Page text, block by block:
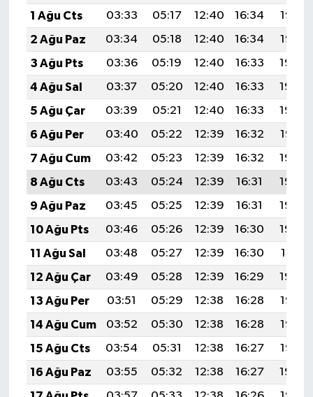
1 Ağu Cts
03:33 05:17 12:40 16:34
19:53
2 Ağu Paz
03:34 05:18 12:40 16:34
19:52
3 Ağu Pts
03:36 05:19 12:40 16:33
19:50
4 Ağu Sal
03:37 05:20 12:40 16:33
19:49
5 Ağu Çar
03:39 05:21 12:40 16:33
19:48
6 Ağu Per
03:40 05:22 12:39 16:32
19:47
7 Ağu Cum
03:42 05:23 12:39 16:32
19:46
8 Ağu Cts
03:43 05:24 12:39 16:31
19:44
9 Ağu Paz
03:45 05:25 12:39 16:31
19:43
10 Ağu Pts
03:46 05:26 12:39 16:30
19:42
11 Ağu Sal
03:48 05:27 12:39 16:30
19:41
12 Ağu Çar
03:49 05:28 12:39 16:29
19:39
13 Ağu Per
03:51 05:29 12:38 16:28
19:38
14 Ağu Cum
03:52 05:30 12:38 16:28
19:37
15 Ağu Cts
03:54 05:31 12:38 16:27
19:35
16 Ağu Paz
03:55 05:32 12:38 16:27
19:34